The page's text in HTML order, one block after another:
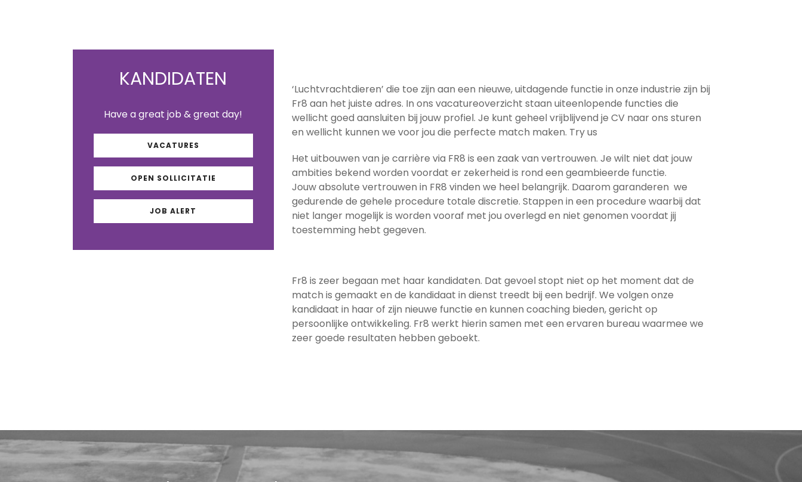
KANDIDATEN
Have a great job & great day!
VACATURES
OPEN SOLLICITATIE
JOB ALERT
‘Luchtvrachtdieren’ die toe zijn aan een nieuwe, uitdagende functie in onze industrie zijn bij
Fr8 aan het juiste adres. In ons vacatureoverzicht staan uiteenlopende functies die
wellicht goed aansluiten bij jouw profiel. Je kunt geheel vrijblijvend je CV naar ons sturen
en wellicht kunnen we voor jou die perfecte match maken. Try us
Het uitbouwen van je carrière via FR8 is een zaak van vertrouwen. Je wilt niet dat jouw
ambities bekend worden voordat er zekerheid is rond een geambieerde functie.
Jouw absolute vertrouwen in FR8 vinden we heel belangrijk. Daarom garanderen we
gedurende de gehele procedure totale discretie. Stappen in een procedure waarbij dat
niet langer mogelijk is worden vooraf met jou overlegd en niet genomen voordat jij
toestemming hebt gegeven.
Fr8 is zeer begaan met haar kandidaten. Dat gevoel stopt niet op het moment dat de
match is gemaakt en de kandidaat in dienst treedt bij een bedrijf. We volgen onze
kandidaat in haar of zijn nieuwe functie en kunnen coaching bieden, gericht op
persoonlijke ontwikkeling. Fr8 werkt hierin samen met een ervaren bureau waarmee we
zeer goede resultaten hebben geboekt.